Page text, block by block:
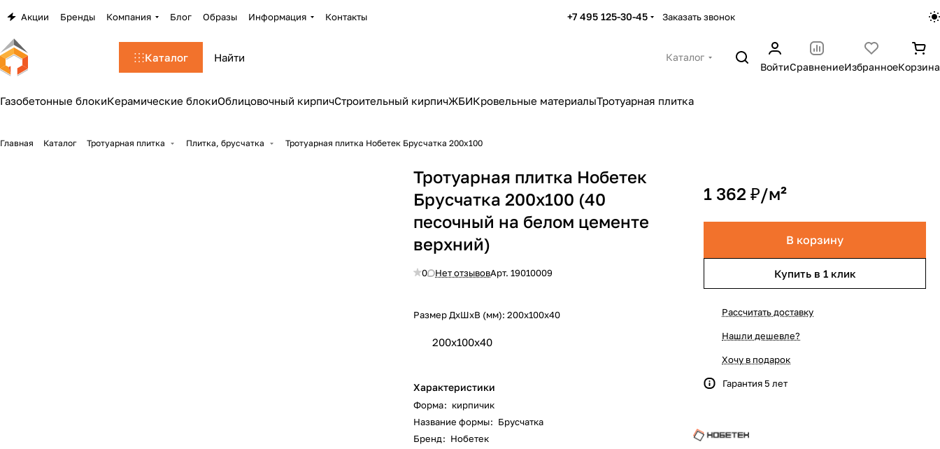
Акции Бренды Компания Блог Образы Информация Контакты +7 495 125-30-45 Заказать звонок
Каталог
Каталог
ВойтиСравнениеИзбранноеКорзина
Газобетонные блокиКерамические блокиОблицовочный кирпичСтроительный кирпичЖБИКровельные материалыТротуарная плитка
Главная Каталог Тротуарная плитка Плитка, брусчатка Тротуарная плитка Нобетек Брусчатка 200х100
Тротуарная плитка Нобетек
Брусчатка 200х100 (40
песочный на белом цементе
верхний)
0 Нет отзывовАрт.19010009
Размер ДхШхВ (мм):200х100х40
200х100х40
Характеристики
Форма: кирпичик
Название формы: Брусчатка
Бренд: Нобетек
1 362 ₽/м²
В корзину
Купить в 1 клик
Рассчитать доставку
Нашли дешевле?
Хочу в подарок
Гарантия 5 лет